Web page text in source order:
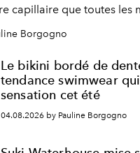
capillaire que toutes les
Borgogno
Le bikini bordé de
tendance swimwear
sensation cet été
04.08.2026 by Pauline Borgogno